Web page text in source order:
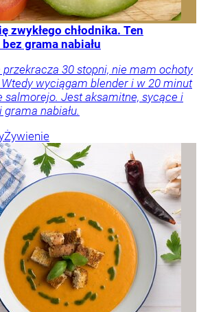
zwykłego chłodnika. Ten
grama nabiału
30 stopni, nie mam ochoty
wyciągam blender i w 20 minut
salmorejo. Jest aksamitne, sycące i
nabiału.
Żywienie